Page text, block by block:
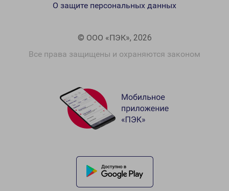
© ООО «ПЭК», 2026
Все права защищены и охраняются законом
О защите персональных данных